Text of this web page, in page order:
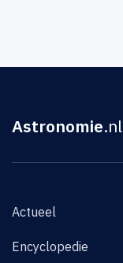
Astronomie.nl
Actueel
Encyclopedie